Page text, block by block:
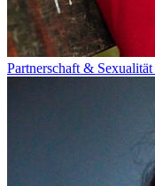
Partnerschaft & Sexualität